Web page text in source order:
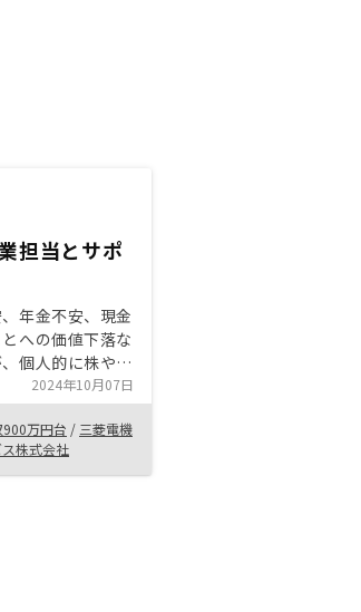
担当とサポ
年金不安、現金
への価値下落な
個人的に株や仮
ォッチしておかな
ものは自分の生
ないと判断してお
に興味があっ
質問に対して概
2024年10月07日
900万円台 / 三菱電機
株式会社